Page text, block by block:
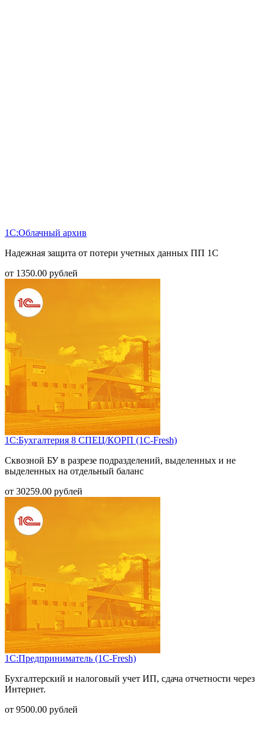
1С:Облачный архив
Надежная защита от потери учетных данных ПП 1С
от 1350.00 рублей
1С:Бухгалтерия 8 СПЕЦ/КОРП (1С-Fresh)
Сквозной БУ в разрезе подразделений, выделенных и не
выделенных на отдельный баланс
от 30259.00 рублей
1С:Предприниматель (1С-Fresh)
Бухгалтерский и налоговый учет ИП, сдача отчетности через
Интернет.
от 9500.00 рублей